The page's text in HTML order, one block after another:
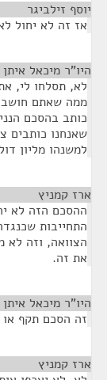
יוסף זילביגר
אז זה לא יחול
היו"ר מיכאל איתן
לא, תסלחו לי,
ממה שאתם
כותב בהסכם
שאנחנו כותבים
למשנהו מליון
ארז קמניץ
ההסכם הזה לא
התחייבות
הצוואה, וזה לא
את זה.
היו"ר מיכאל איתן
זה הסכם תקף
ארז קמניץ